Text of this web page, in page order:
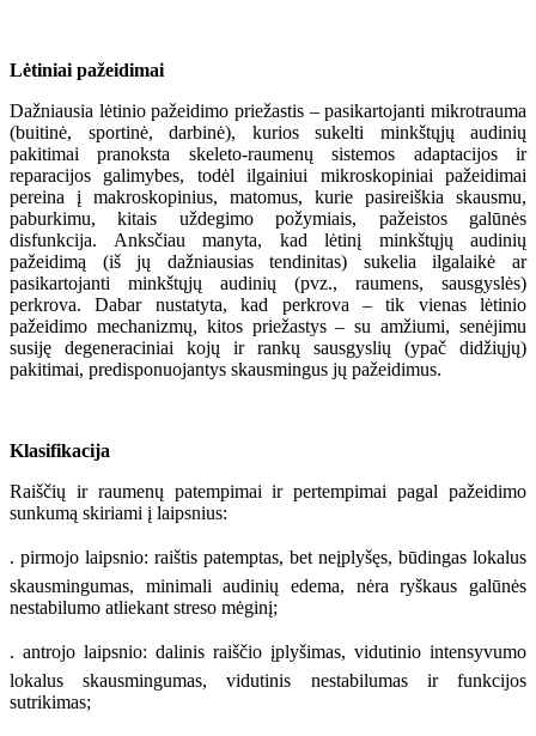
Lėtiniai pažeidimai
Dažniausia lėtinio pažeidimo priežastis – pasikartojanti mikrotrauma
(buitinė, sportinė, darbinė), kurios sukelti minkštųjų audinių
pakitimai pranoksta skeleto-raumenų sistemos adaptacijos ir
reparacijos galimybes, todėl ilgainiui mikroskopiniai pažeidimai
pereina į makroskopinius, matomus, kurie pasireiškia skausmu,
paburkimu, kitais uždegimo požymiais, pažeistos galūnės
disfunkcija. Anksčiau manyta, kad lėtinį minkštųjų audinių
pažeidimą (iš jų dažniausias tendinitas) sukelia ilgalaikė ar
pasikartojanti minkštųjų audinių (pvz., raumens, sausgyslės)
perkrova. Dabar nustatyta, kad perkrova – tik vienas lėtinio
pažeidimo mechanizmų, kitos priežastys – su amžiumi, senėjimu
susiję degeneraciniai kojų ir rankų sausgyslių (ypač didžiųjų)
pakitimai, predisponuojantys skausmingus jų pažeidimus.
Klasifikacija
Raiščių ir raumenų patempimai ir pertempimai pagal pažeidimo
sunkumą skiriami į laipsnius:
. pirmojo laipsnio: raištis patemptas, bet neįplyšęs, būdingas lokalus
skausmingumas, minimali audinių edema, nėra ryškaus galūnės
nestabilumo atliekant streso mėginį;
. antrojo laipsnio: dalinis raiščio įplyšimas, vidutinio intensyvumo
lokalus skausmingumas, vidutinis nestabilumas ir funkcijos
sutrikimas;